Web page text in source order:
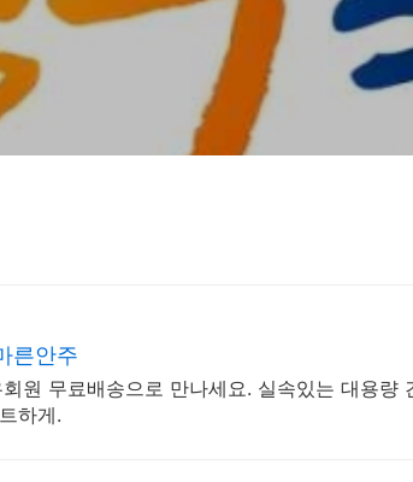
른안주
원 무료배송으로 만나세요. 실속있는 대용량
하게.